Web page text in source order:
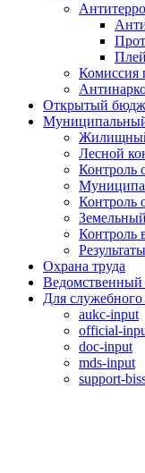
Комиссия
Открытый
Лесной
Контроль
Контроль
Контроль
Охрана труда
Ведомственный
Для служебного
aukc-input
official-
doc-input
mds-input
support-